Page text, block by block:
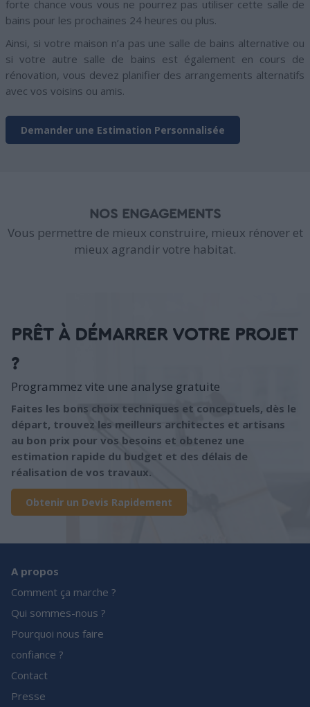
forte chance vous vous ne pourrez pas utiliser cette salle de
bains pour les prochaines 24 heures ou plus.
Ainsi, si votre maison n’a pas une salle de bains alternative ou
si votre autre salle de bains est également en cours de
rénovation, vous devez planifier des arrangements alternatifs
avec vos voisins ou amis.
Demander une Estimation Personnalisée
NOS ENGAGEMENTS
Vous permettre de mieux construire, mieux rénover et
mieux agrandir votre habitat.
PRÊT À DÉMARRER VOTRE PROJET
?
Programmez vite une analyse gratuite
Faites les bons choix techniques et conceptuels, dès le
départ, trouvez les meilleurs architectes et artisans
au bon prix pour vos besoins et obtenez une
estimation rapide du budget et des délais de
réalisation de vos travaux.
Obtenir un Devis Rapidement
A propos
Comment ça marche ?
Qui sommes-nous ?
Pourquoi nous faire
confiance ?
Contact
Presse